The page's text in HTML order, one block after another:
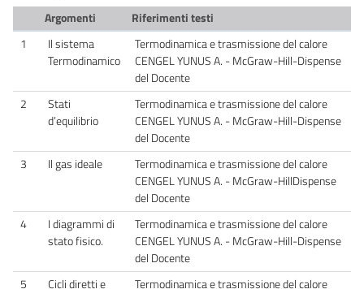
Argomenti
Riferimenti testi
1
Il sistema
Termodinamico
Termodinamica e trasmissione del calore
CENGEL YUNUS A. - McGraw-Hill-Dispense
del Docente
2
Stati
d’equilibrio
Termodinamica e trasmissione del calore
CENGEL YUNUS A. - McGraw-Hill-Dispense
del Docente
3
Il gas ideale
Termodinamica e trasmissione del calore
CENGEL YUNUS A. - McGraw-HillDispense
del Docente
4
I diagrammi di
stato fisico.
Termodinamica e trasmissione del calore
CENGEL YUNUS A. - McGraw-Hill-Dispense
del Docente
5
Cicli diretti e
Termodinamica e trasmissione del calore